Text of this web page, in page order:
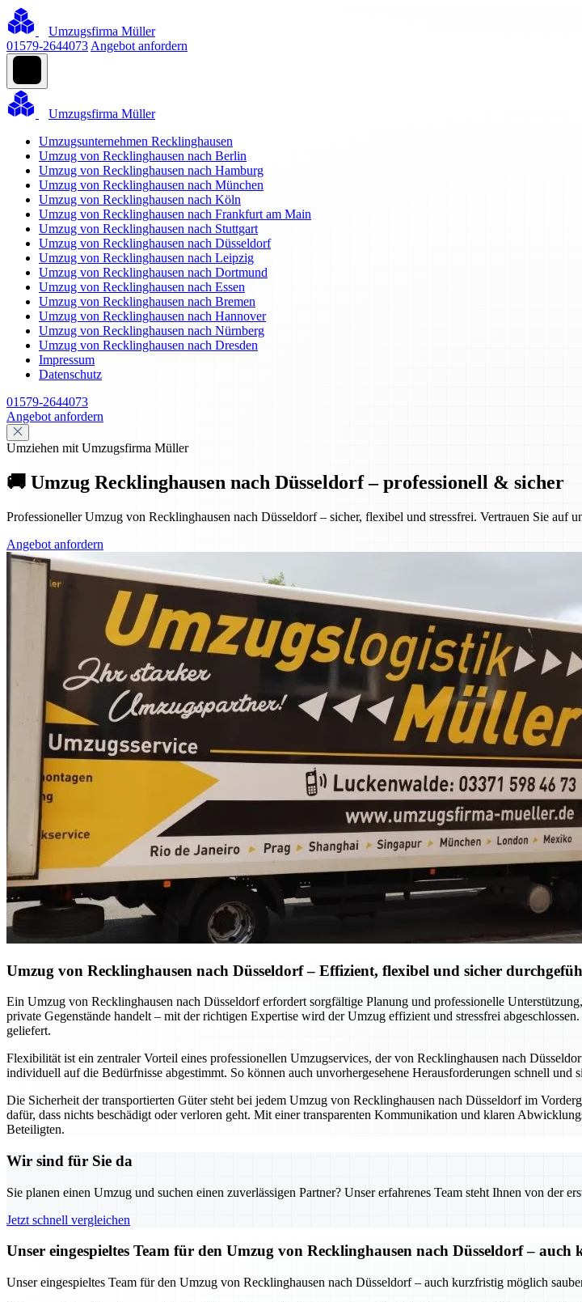
Umzugsfirma Müller
01579-2644073 Angebot anfordern
Umzugsfirma Müller
Umzugsunternehmen Recklinghausen
Umzug von Recklinghausen nach Berlin
Umzug von Recklinghausen nach Hamburg
Umzug von Recklinghausen nach München
Umzug von Recklinghausen nach Köln
Umzug von Recklinghausen nach Frankfurt am Main
Umzug von Recklinghausen nach Stuttgart
Umzug von Recklinghausen nach Düsseldorf
Umzug von Recklinghausen nach Leipzig
Umzug von Recklinghausen nach Dortmund
Umzug von Recklinghausen nach Essen
Umzug von Recklinghausen nach Bremen
Umzug von Recklinghausen nach Hannover
Umzug von Recklinghausen nach Nürnberg
Umzug von Recklinghausen nach Dresden
Impressum
Datenschutz
01579-2644073
Angebot anfordern
Umziehen mit Umzugsfirma Müller
🚚 Umzug Recklinghausen nach Düsseldorf – professionell & sicher
Professioneller Umzug von Recklinghausen nach Düsseldorf – sicher, flexibel und stressfrei. Vertrauen Sie auf
Angebot anfordern
Umzug von Recklinghausen nach Düsseldorf – Effizient, flexibel und sicher
Ein Umzug von Recklinghausen nach Düsseldorf erfordert sorgfältige Planung und professionelle
private Gegenstände handelt – mit der richtigen Expertise wird der Umzug effizient und stressfrei
geliefert.
Flexibilität ist ein zentraler Vorteil eines professionellen Umzugservices, der von Recklinghausen nach
individuell auf die Bedürfnisse abgestimmt. So können auch unvorhergesehene Herausforderungen schnell
Die Sicherheit der transportierten Güter steht bei jedem Umzug von Recklinghausen nach Düsseldorf im
dafür, dass nichts beschädigt oder verloren geht. Mit einer transparenten Kommunikation und klaren
Beteiligten.
Wir sind für Sie da
Sie planen einen Umzug und suchen einen zuverlässigen Partner? Unser erfahrenes Team steht Ihnen von der
Jetzt schnell vergleichen
Unser eingespieltes Team für den Umzug von Recklinghausen nach Düsseldorf –
Unser eingespieltes Team für den Umzug von Recklinghausen nach Düsseldorf – auch kurzfristig möglich